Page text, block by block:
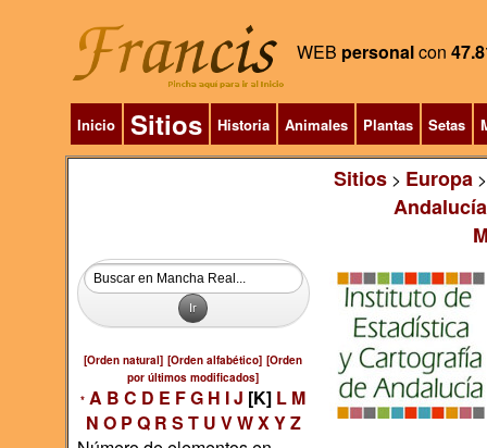
WEB personalcon
Inicio Sitios Historia Animales Plantas Setas
Sitios> Europa
Andalucía
[Orden natural] [Orden alfabético] [Orden
por últimos modificados]
* A B C D E FG H IJ [K] L M
N O P Q R S T U VWXYZ